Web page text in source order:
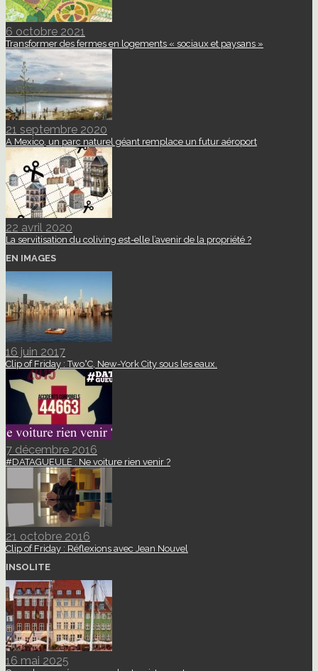
6 octobre 2021
Transformer des fermes en logements « sociaux et paysans »
21 septembre 2020
A Mexico, un parc naturel géant remplace un futur aéroport
22 avril 2020
La servitisation du coliving est-elle l’avenir de la propriété ?
EN IMAGES
16 juin 2017
Clip of Friday : Two°C, New-York City sous les eaux.
7 décembre 2016
#DATAGUEULE : Ne voiture rien venir ?
21 octobre 2016
Clip of Friday : Réflexions avec Jean Nouvel
INSOLITE
16 mai 2025